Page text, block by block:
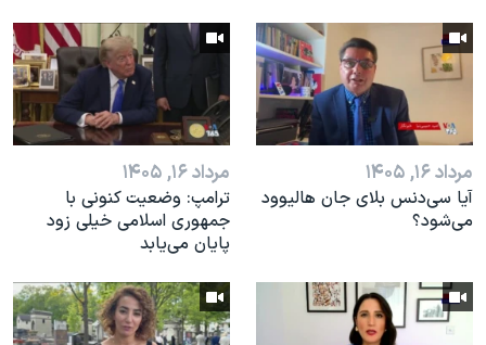
مرداد ۱۶, ۱۴۰۵
آیا سی‌دنس بلای جان هالیوود
می‌شود؟
مرداد ۱۶, ۱۴۰۵
ترامپ: وضعیت کنونی با
جمهوری اسلامی خیلی زود
پایان می‌یابد